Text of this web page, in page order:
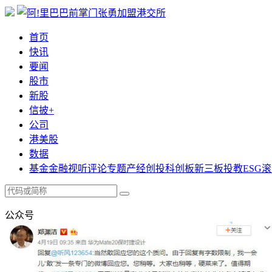
首页
快讯
要闻
股市
新股
信披+
公司
港美股
数据
基金金融视听评论专题产经创投科创板新三板投教ESG
公众号